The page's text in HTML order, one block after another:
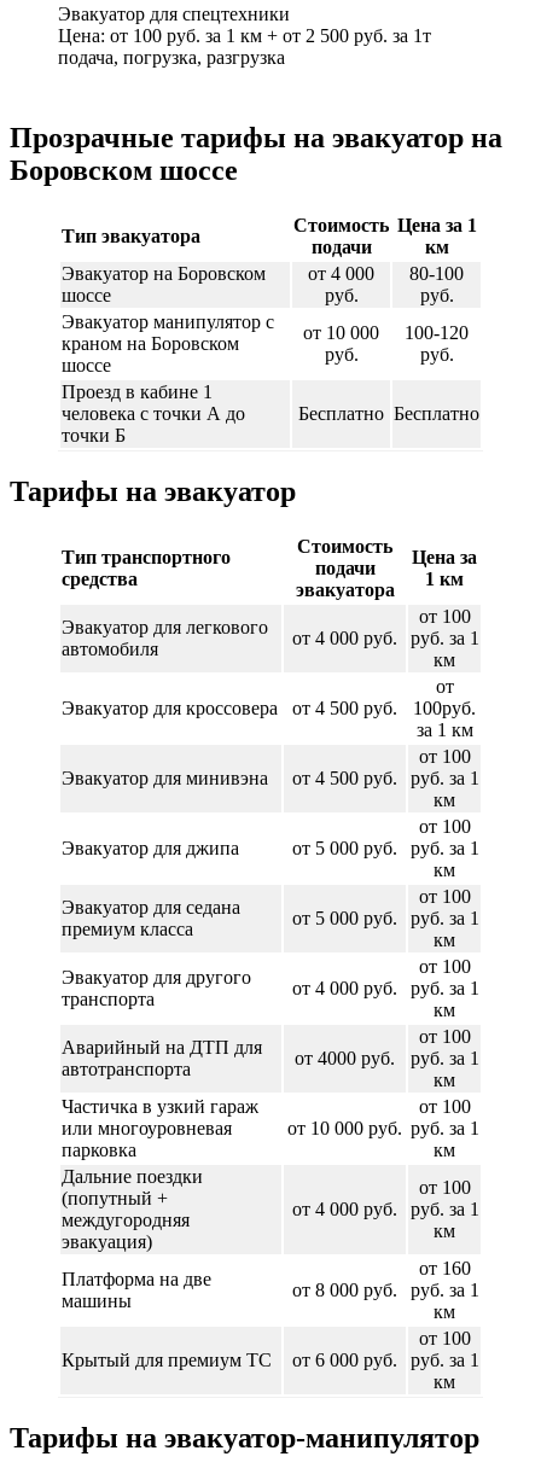
Эвакуатор для спецтехники
Цена: от 100 руб. за 1 км + от 2 500 руб. за 1т
подача, погрузка, разгрузка
Прозрачные тарифы на эвакуатор на
Боровском шоссе
Тип эвакуатора
Стоимость
подачи
Цена за 1
км
Эвакуатор на Боровском
шоссе
от 4 000
руб.
80-100
руб.
Эвакуатор манипулятор с
краном на Боровском
шоссе
от 10 000
руб.
100-120
руб.
Проезд в кабине 1
человека с точки А до
точки Б
Бесплатно Бесплатно
Тарифы на эвакуатор
Тип транспортного
средства
Стоимость
подачи
эвакуатора
Цена за
1 км
Эвакуатор для легкового
автомобиля
от 4 000 руб.
от 100
руб. за 1
км
Эвакуатор для кроссовера от 4 500 руб.
от
100руб.
за 1 км
Эвакуатор для минивэна от 4 500 руб.
от 100
руб. за 1
км
Эвакуатор для джипа от 5 000 руб.
от 100
руб. за 1
км
Эвакуатор для седана
премиум класса
от 5 000 руб.
от 100
руб. за 1
км
Эвакуатор для другого
транспорта
от 4 000 руб.
от 100
руб. за 1
км
Аварийный на ДТП для
автотранспорта
от 4000 руб.
от 100
руб. за 1
км
Частичка в узкий гараж
или многоуровневая
парковка
от 10 000 руб.
от 100
руб. за 1
км
Дальние поездки
(попутный +
междугородняя
эвакуация)
от 4 000 руб.
от 100
руб. за 1
км
Платформа на две
машины
от 8 000 руб.
от 160
руб. за 1
км
Крытый для премиум ТС от 6 000 руб.
от 100
руб. за 1
км
Тарифы на эвакуатор-манипулятор